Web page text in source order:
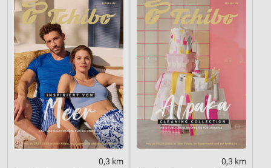
0,3 km 0,3 km